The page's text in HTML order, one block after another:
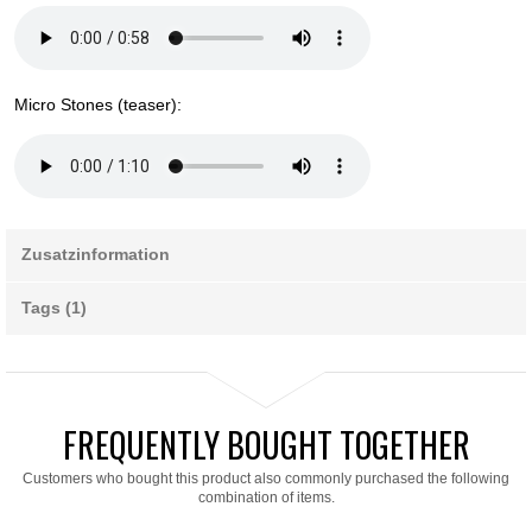
Micro Stones (teaser):
Zusatzinformation
Tags (1)
FREQUENTLY BOUGHT TOGETHER
Customers who bought this product also commonly purchased the following
combination of items.